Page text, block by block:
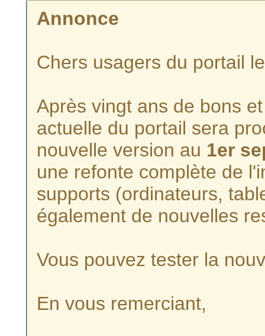
Annonce
Chers usagers du portail
Après vingt ans de bons
actuelle du portail sera
nouvelle version au 1er
une refonte complète de
supports (ordinateurs,
également de nouvelles
Vous pouvez tester la
En vous remerciant,